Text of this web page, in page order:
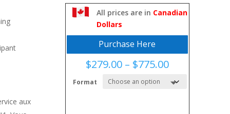
aux
All prices are in Canadian
Dollars
Purchase Here
$279.00 – $775.00Price
$279.00
Format